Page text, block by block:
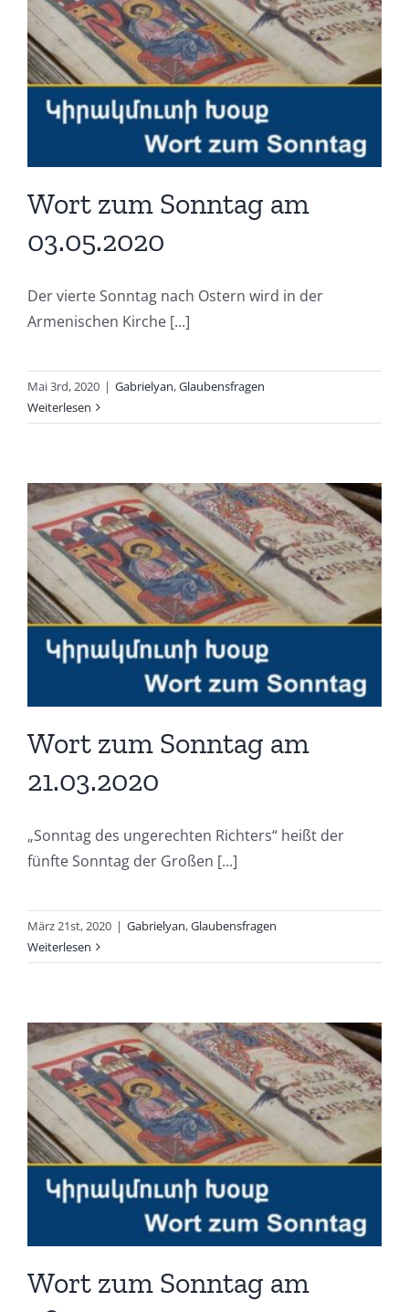
Wort zum Sonntag am
03.05.2020
Der vierte Sonntag nach Ostern wird in der
Armenischen Kirche [...]
Mai 3rd, 2020 | Gabrielyan,Glaubensfragen
Weiterlesen
Wort zum Sonntag am
21.03.2020
„Sonntag des ungerechten Richters“ heißt der
fünfte Sonntag der Großen [...]
März 21st, 2020 | Gabrielyan,Glaubensfragen
Weiterlesen
Wort zum Sonntag am